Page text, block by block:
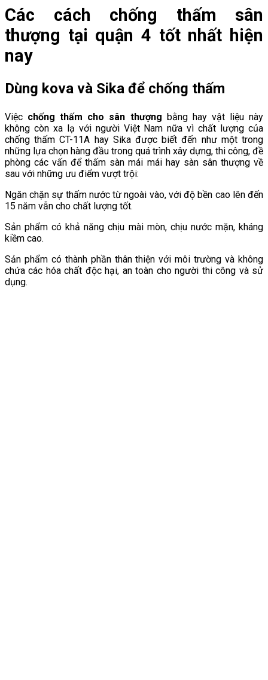
Các cách chống thấm sân
thượng tại quận 4 tốt nhất hiện
nay
Dùng kova và Sika để chống thấm
Việc chống thấm cho sân thượng bằng hay vật liệu này
không còn xa lạ với người Việt Nam nữa vì chất lượng của
chống thấm CT-11A hay Sika được biết đến như một trong
những lựa chọn hàng đầu trong quá trình xây dựng, thi công, đề
phòng các vấn để thấm sàn mái mái hay sàn sân thượng về
sau với những ưu điểm vượt trội:
Ngăn chặn sự thấm nước từ ngoài vào, với độ bền cao lên đến
15 năm vẫn cho chất lượng tốt.
Sản phẩm có khả năng chịu mài mòn, chịu nước mặn, kháng
kiềm cao.
Sản phẩm có thành phần thân thiện với môi trường và không
chứa các hóa chất độc hại, an toàn cho người thi công và sử
dụng.